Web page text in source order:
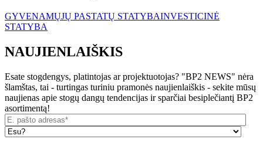
GYVENAMŲJŲ PASTATŲ STATYBAINVESTICINĖ
STATYBA
NAUJIENLAIŠKIS
Esate stogdengys, platintojas ar projektuotojas? "BP2 NEWS" nėra
šlamštas, tai - turtingas turiniu pramonės naujienlaiškis - sekite mūsų
naujienas apie stogų dangų tendencijas ir sparčiai besiplečiantį BP2
asortimentą!